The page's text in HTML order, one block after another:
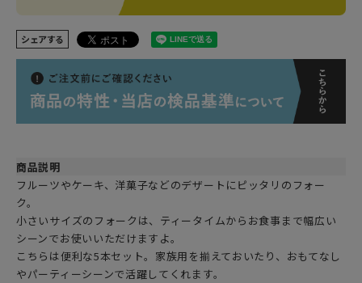
シェアする
商品説明
フルーツやケーキ、洋菓子などのデザートにピッタリのフォー
ク。
小さいサイズのフォークは、ティータイムからお食事まで幅広い
シーンでお使いいただけますよ。
こちらは便利な5本セット。家族用を揃えておいたり、おもてなし
やパーティーシーンで活躍してくれます。